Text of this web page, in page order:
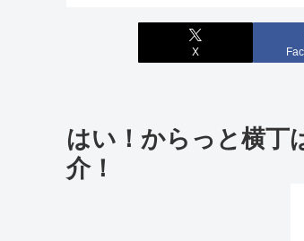
X
はい！からっと横丁
介！